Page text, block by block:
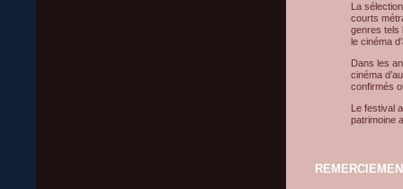
La
courts
genres tels
le cinéma
Dans les
cinéma
confirmés
Le festival
patrimoine